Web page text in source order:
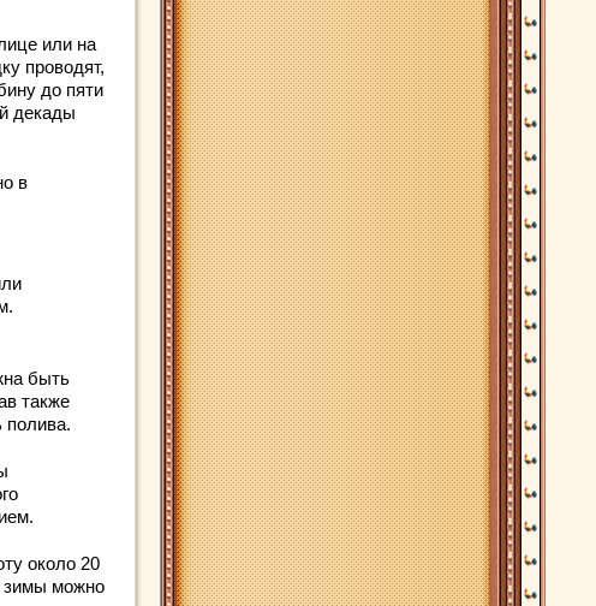
или на
проводят,
до пяти
декады
в
быть
также
полива.
около 20
зимы можно